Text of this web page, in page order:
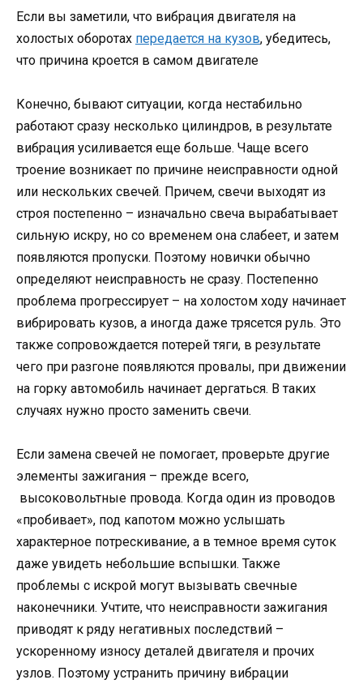
Если вы заметили, что вибрация двигателя на
холостых оборотах передается на кузов, убедитесь,
что причина кроется в самом двигателе
Конечно, бывают ситуации, когда нестабильно
работают сразу несколько цилиндров, в результате
вибрация усиливается еще больше. Чаще всего
троение возникает по причине неисправности одной
или нескольких свечей. Причем, свечи выходят из
строя постепенно – изначально свеча вырабатывает
сильную искру, но со временем она слабеет, и затем
появляются пропуски. Поэтому новички обычно
определяют неисправность не сразу. Постепенно
проблема прогрессирует – на холостом ходу начинает
вибрировать кузов, а иногда даже трясется руль. Это
также сопровождается потерей тяги, в результате
чего при разгоне появляются провалы, при движении
на горку автомобиль начинает дергаться. В таких
случаях нужно просто заменить свечи.
Если замена свечей не помогает, проверьте другие
элементы зажигания – прежде всего,
высоковольтные провода. Когда один из проводов
«пробивает», под капотом можно услышать
характерное потрескивание, а в темное время суток
даже увидеть небольшие вспышки. Также
проблемы с искрой могут вызывать свечные
наконечники. Учтите, что неисправности зажигания
приводят к ряду негативных последствий –
ускоренному износу деталей двигателя и прочих
узлов. Поэтому устранить причину вибрации